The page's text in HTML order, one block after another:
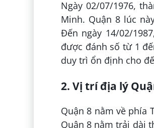
Ngày 02/07/1976,
Minh. Quận 8 lúc
Đến ngày 14/02/
được đánh số từ 1
duy trì ổn định cho
2. Vị trí địa lý
Quận 8 nằm về phía
Quận 8 nằm trải dài